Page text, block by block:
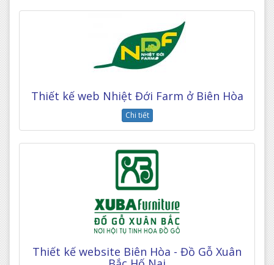
Thiết kế web Nhiệt Đới Farm ở Biên Hòa
Chi tiết
Thiết kế website Biên Hòa - Đồ Gỗ Xuân